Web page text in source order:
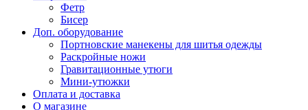
Фетр
Бисер
Доп. оборудование
Портновские манекены для шитья одежды
Раскройные ножи
Гравитационные утюги
Мини-утюжки
Оплата и доставка
О магазине